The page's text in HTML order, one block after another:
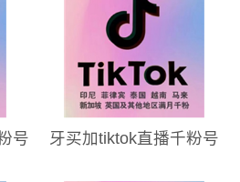
号 牙买加tiktok直播千粉号